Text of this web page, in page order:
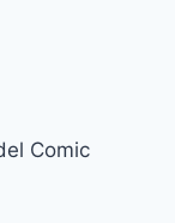
Comic